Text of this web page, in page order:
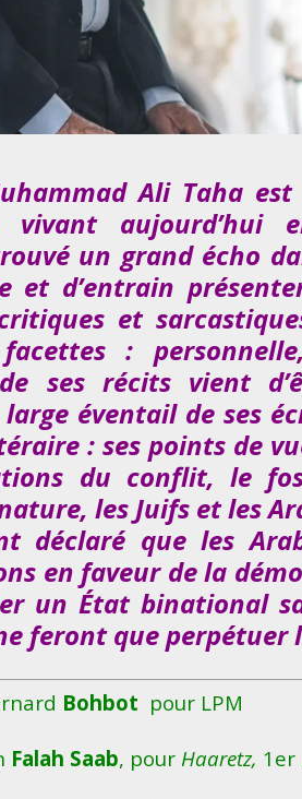
Ali Taha
vivant
un grand écho
et d’entrain
et
:
ses récits vient
éventail de ses
: ses points de
du conflit, le
les Juifs et les
déclaré que les
en faveur de la
un État binational
feront que perpétuer
Bohbot pour LPM
Falah Saab, pour Haaretz, 1er